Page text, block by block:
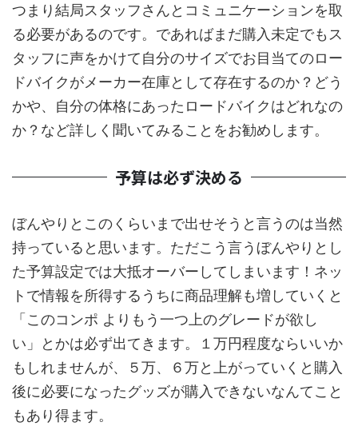
つまり結局スタッフさんとコミュニケーションを取
る必要があるのです。であればまだ購入未定でもス
タッフに声をかけて自分のサイズでお目当てのロー
ドバイクがメーカー在庫として存在するのか？どう
かや、自分の体格にあったロードバイクはどれなの
か？など詳しく聞いてみることをお勧めします。
予算は必ず決める
ぼんやりとこのくらいまで出せそうと言うのは当然
持っていると思います。ただこう言うぼんやりとし
た予算設定では大抵オーバーしてしまいます！ネッ
トで情報を所得するうちに商品理解も増していくと
「このコンポ よりもう一つ上のグレードが欲し
い」とかは必ず出てきます。１万円程度ならいいか
もしれませんが、５万、６万と上がっていくと購入
後に必要になったグッズが購入できないなんてこと
もあり得ます。